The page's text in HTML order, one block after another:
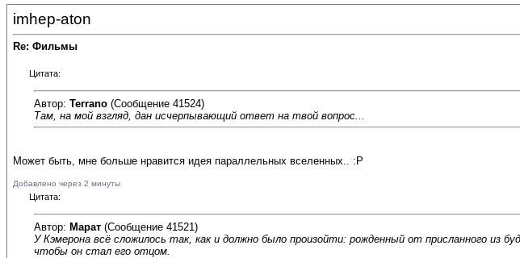
imhep-aton
Re: Фильмы
Цитата:
Автор: Terrano (Сообщение 41524)
Там, на мой взгляд, дан исчерпывающий ответ на твой вопрос...
Может быть, мне больше нравится идея параллельных вселенных.. :P
Добавлено через 2 минуты
Цитата:
Автор: Марат (Сообщение 41521)
У Кэмерона всё сложилось так, как и должно было произойти: рожденный от присланного из
чтобы он стал его отцом.